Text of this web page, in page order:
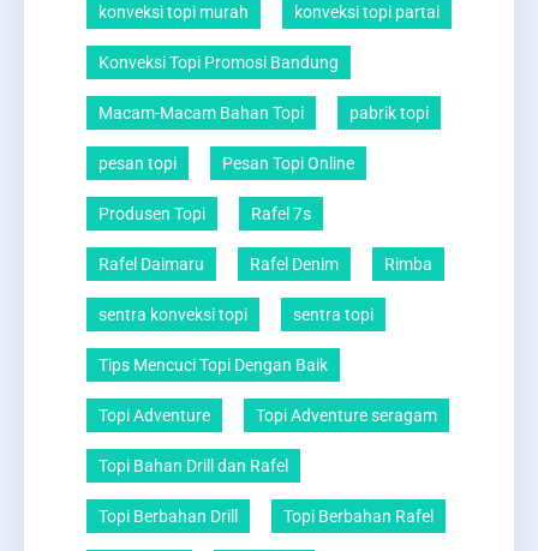
konveksi topi murah konveksi topi partai
Konveksi Topi Promosi Bandung
Macam-Macam Bahan Topi pabrik topi
pesan topi Pesan Topi Online
Produsen Topi Rafel 7s
Rafel Daimaru Rafel Denim Rimba
sentra konveksi topi sentra topi
Tips Mencuci Topi Dengan Baik
Topi Adventure Topi Adventure seragam
Topi Bahan Drill dan Rafel
Topi Berbahan Drill Topi Berbahan Rafel